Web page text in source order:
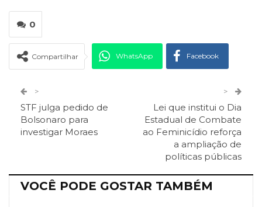
0
Compartilhar WhatsApp Facebook
ReddIt Telegram
O email
>
STF julga pedido de
Bolsonaro para
investigar Moraes
>
Lei que institui o Dia
Estadual de Combate
ao Feminicídio reforça
a ampliação de
políticas públicas
VOCÊ PODE GOSTAR TAMBÉM